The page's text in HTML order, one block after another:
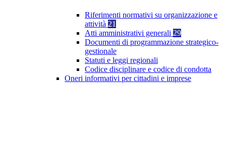
Riferimenti normativi su organizzazione e
attività 21
Atti amministrativi generali 29
Documenti di programmazione strategico-
gestionale
Statuti e leggi regionali
Codice disciplinare e codice di condotta
Oneri informativi per cittadini e imprese